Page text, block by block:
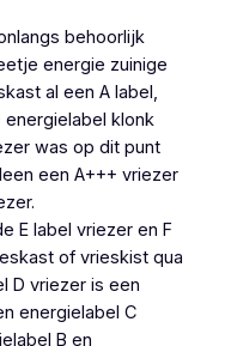
behoorlijk
energie zuinige
al een A label,
energielabel klonk
was op dit punt
een A+++ vriezer
E label vriezer en F
of vrieskist qua
D vriezer is een
energielabel C
B en